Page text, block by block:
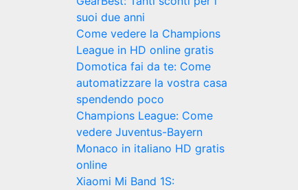
suoi due anni
Come vedere la Champions
League in HD online gratis
Domotica fai da te: Come
automatizzare la vostra casa
spendendo poco
Champions League: Come
vedere Juventus-Bayern
Monaco in italiano HD gratis
online
Xiaomi Mi Band 1S: